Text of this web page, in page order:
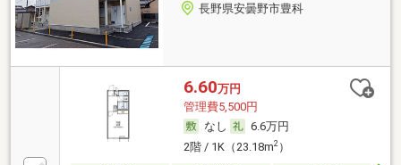
長野県安曇野市豊科
6.60万円
管理費5,500円
なし
6.6万円
2階 / 1K（23.18m2）